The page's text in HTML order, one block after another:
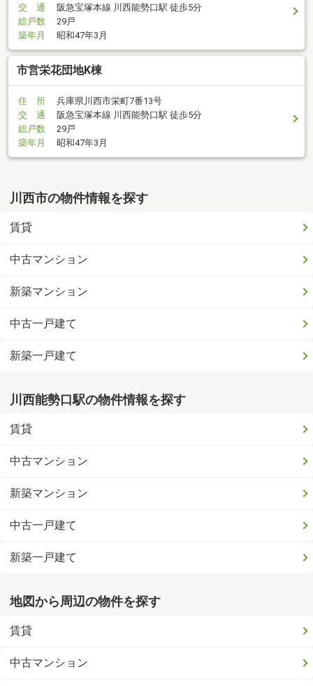
交 通
阪急宝塚本線 川西能勢口駅 徒歩5分
総戸数
29戸
築年月
昭和47年3月
市営栄花団地K棟
住 所
兵庫県川西市栄町7番13号
交 通
阪急宝塚本線 川西能勢口駅 徒歩5分
総戸数
29戸
築年月
昭和47年3月
川西市の物件情報を探す
賃貸
中古マンション
新築マンション
中古一戸建て
新築一戸建て
川西能勢口駅の物件情報を探す
賃貸
中古マンション
新築マンション
中古一戸建て
新築一戸建て
地図から周辺の物件を探す
賃貸
中古マンション